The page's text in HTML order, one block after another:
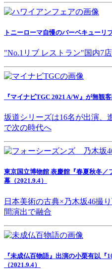
トニーローマ自慢のバーベキューリ
"No.1リブ レストラン"国内7
『マイナビTGC 2021 A/W』が無観
坂道シリーズは16名が出演、
で次の時代へ
東京国立博物館 表慶館『春夏秋冬
幕（2021.9.4）
日本美術の古典×乃木坂46撮
間演出で融合
『未成仏百物語』出演の小栗有以『
（2021.9.4）